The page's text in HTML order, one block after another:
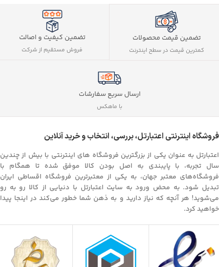
تضمین قیمت محصولات
کمترین قیمت در سطح اینترنت
تضمین کیفیت و اصالت
فروش مستقیم از شرکت
ارسال سریع سفارشات
با ماهکس
فروشگاه اینترنتی اعتبارتل، بررسی، انتخاب و خرید آنلاین
اعتبارتل به عنوان یکی از بزرگترین فروشگاه های اینترنتی با بیش از چندین
سال تجربه، با پایبندی به اصل بودن کالا موفق شده تا همگام با
فروشگاه‌های معتبر جهان، به یکی از معتبرترین فروشگاه اقساطی ایران
تبدیل شود. به محض ورود به سایت اعتبارتل با دنیایی از کالا رو به رو
می‌شوید! هر آنچه که نیاز دارید و به ذهن شما خطور می‌کند در اینجا پیدا
خواهید کرد.